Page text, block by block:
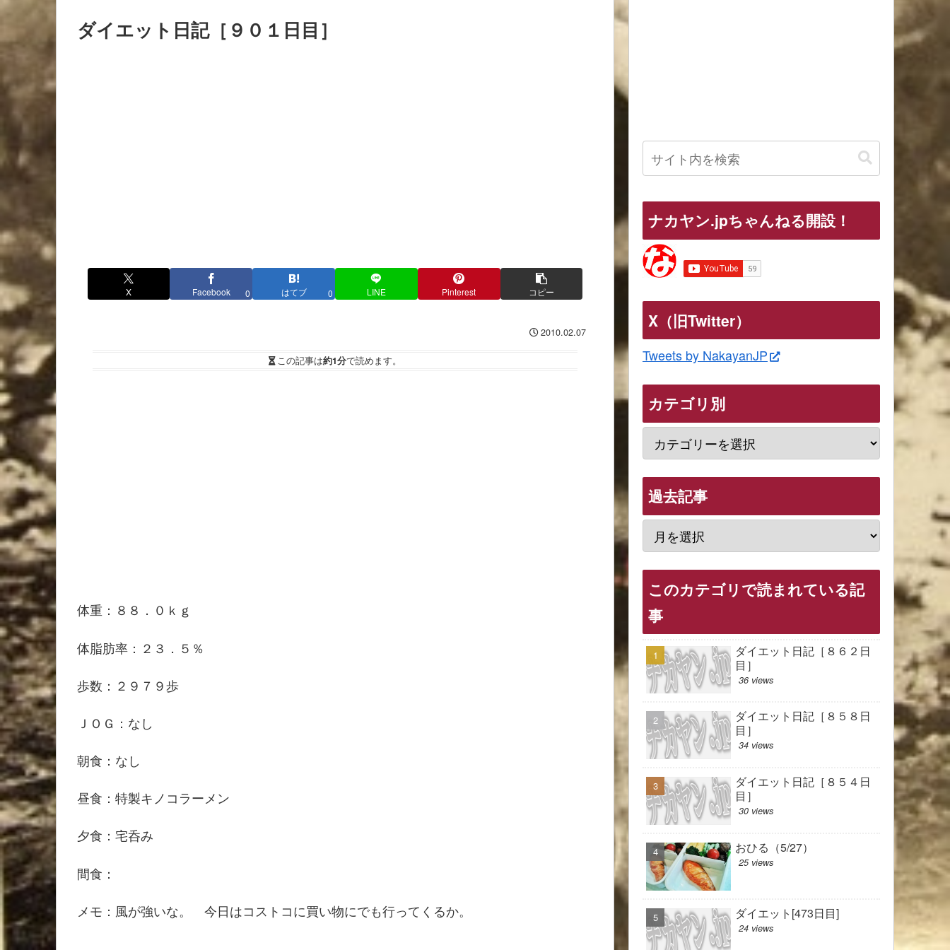
ダイエット日記［９０１日目］
X Facebook 0 はてブ 0 LINE Pinterest コピー
2010.02.07
この記事は約1分で読めます。
体重：８８．０ｋｇ
体脂肪率：２３．５％
歩数：２９７９歩
ＪＯＧ：なし
朝食：なし
昼食：特製キノコラーメン
夕食：宅呑み
間食：
メモ：風が強いな。 今日はコストコに買い物にでも行ってくるか。
ナカヤン.jpちゃんねる開設！
X（旧Twitter）
Tweets by NakayanJP
カテゴリ別
過去記事
このカテゴリで読まれている記
事
ダイエット日記［８６２日
目］
36 views
ダイエット日記［８５８日
目］
34 views
ダイエット日記［８５４日
目］
30 views
おひる（5/27）
25 views
ダイエット[473日目]
24 views